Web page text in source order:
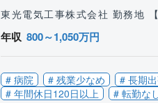
東光電気工事株式会社 勤務地
年収 800～1,050万円
# 病院 # 残業少なめ
# 長期
# 年間休日120日以上
# 転勤な